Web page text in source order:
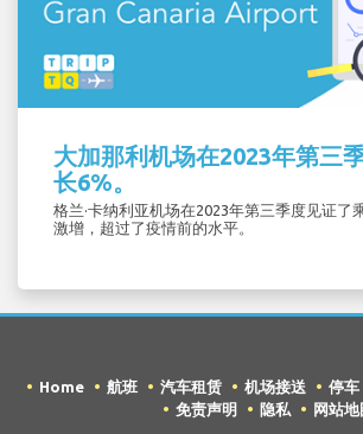
大加那利机场在2023年第三
长6%。
格兰·卡纳利亚机场在2023年第三季度见证了
激增，超过了疫情前的水平。
Home 航班 汽车租赁 机场接送 停车
免责声明
隐私 网站地